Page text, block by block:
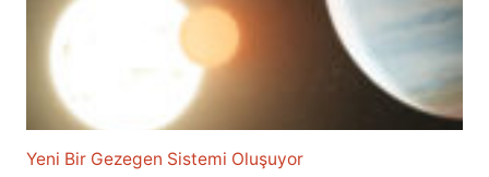
Yeni Bir Gezegen Sistemi Oluşuyor